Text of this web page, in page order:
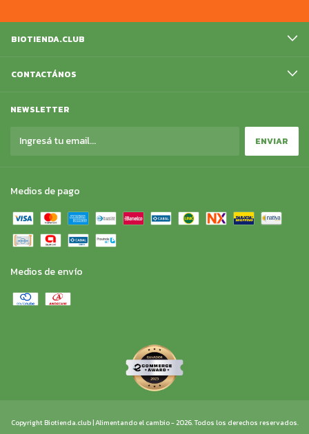
BIOTIENDA.CLUB
CONTACTÁNOS
NEWSLETTER
Medios de pago
Medios de envío
Copyright Biotienda.club | Alimentando el cambio - 2026. Todos los derechos reservados.